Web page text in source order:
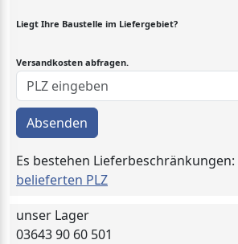
Liegt Ihre Baustelle im Liefergebiet?
Versandkosten abfragen.
Absenden
Es bestehen Lieferbeschränkungen:
belieferten PLZ
unser Lager
03643 90 60 501